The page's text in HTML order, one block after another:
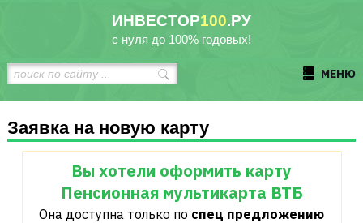
ИНВЕСТОР100.РУ
с нуля до 100% годовых!
МЕНЮ
Заявка на новую карту
Вы хотели оформить карту
Пенсионная мультикарта ВТБ
Она доступна только по спец предложению